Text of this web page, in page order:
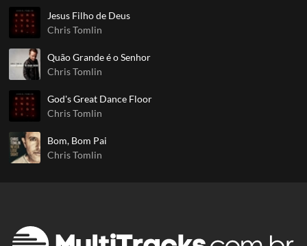
Jesus Filho de Deus
Chris Tomlin
Quão Grande é o Senhor
Chris Tomlin
God's Great Dance Floor
Chris Tomlin
Bom, Bom Pai
Chris Tomlin